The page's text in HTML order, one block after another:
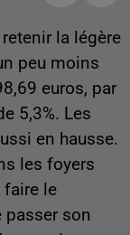
la légère
peu moins
euros, par
5,3%. Les
en hausse.
les foyers
faire le
son